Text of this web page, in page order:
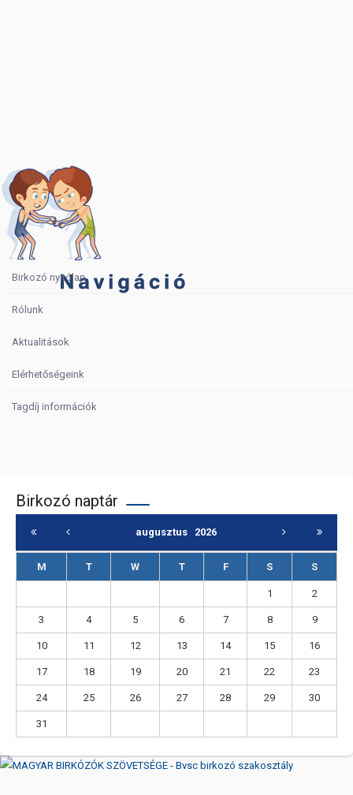
Birkozó nyitólap
Rólunk
Aktualitások
Elérhetőségeink
Tagdíj információk
Birkozó naptár
augusztus 2026
M T W T F S S
1 2
3 4 5 6 7 8 9
10 11 12 13 14 15 16
17 18 19 20 21 22 23
24 25 26 27 28 29 30
31